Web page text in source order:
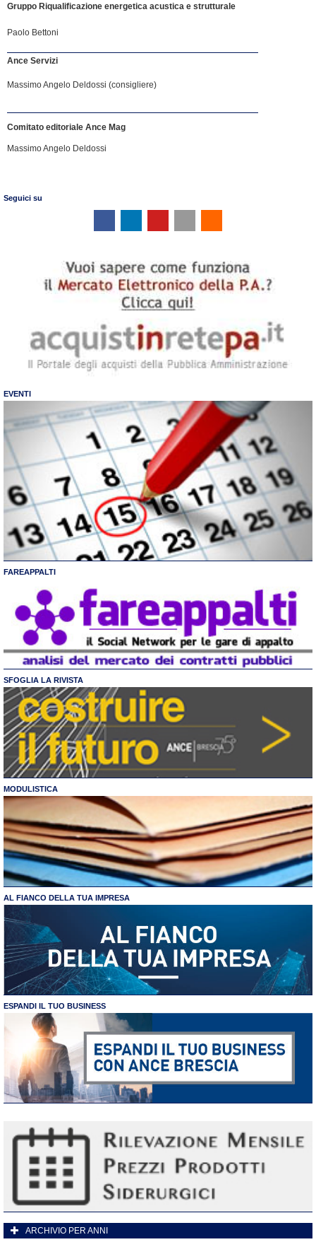
Gruppo Riqualificazione energetica acustica e strutturale
Paolo Bettoni
Ance Servizi
Massimo Angelo Deldossi (consigliere)
Comitato editoriale Ance Mag
Massimo Angelo Deldossi
Seguici su
EVENTI
FAREAPPALTI
SFOGLIA LA RIVISTA
MODULISTICA
AL FIANCO DELLA TUA IMPRESA
ESPANDI IL TUO BUSINESS
ARCHIVIO PER ANNI